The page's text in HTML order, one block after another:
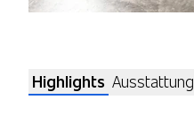
Highlights Ausstattung